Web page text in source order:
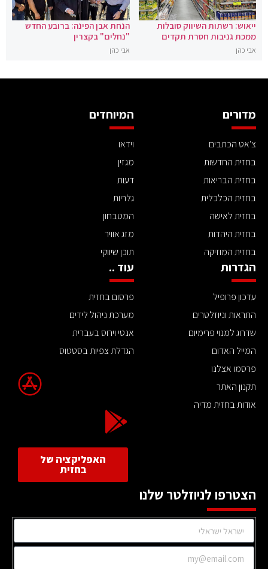
ייאוש: רשתות השיווק סובלות
ממכת גניבות חסרת תקדים
אבי כהן
הנחת אבן הפינה: ברובע החדש
"נחלים" בקצרין
אבי כהן
מדורים
צ'אט הכתבים
בחזית החדשות
בחזית הבריאות
בחזית הכלכלית
בחזית לאישה
בחזית היהדות
בחזית המוזיקה
המיוחדים
וידאו
מגזין
דעות
גלריות
המטבחון
מזג אוויר
תוכן שיווקי
הגדרות
עדכון פרופיל
התראות וניוזלטרים
שדרוג למנוי פרימיום
המייל האדום
פרסמו אצלנו
תקנון האתר
אודות בחזית מדיה
עוד ..
פרסום בחזית
מערכת ניהול לידים
אנטי וירוס בעברית
הגדלת צפיות בסטטוס
האפליקציה של
בחזית
הצטרפו לניוזלטר שלנו